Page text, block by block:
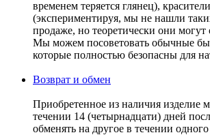
временем теряется глянец),
(экспериментируя, мы не нашли
продаже, но теоретически они могут
Мы можем посоветовать обычные
которые полностью безопасны для
Возврат и обмен
Приобретенное из наличия изделие
течении 14 (четырнадцати) дней
обменять на другое в течении одного